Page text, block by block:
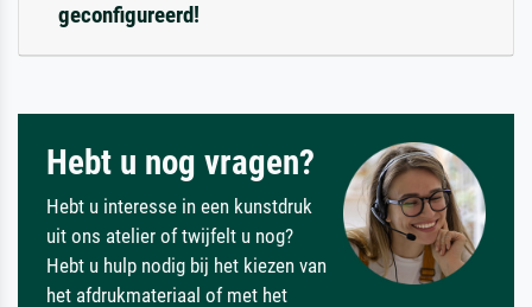
geconfigureerd!
Hebt u nog vragen?
Hebt u interesse in een kunstdruk
uit ons atelier of twijfelt u nog?
Hebt u hulp nodig bij het kiezen van
het afdrukmateriaal of met het